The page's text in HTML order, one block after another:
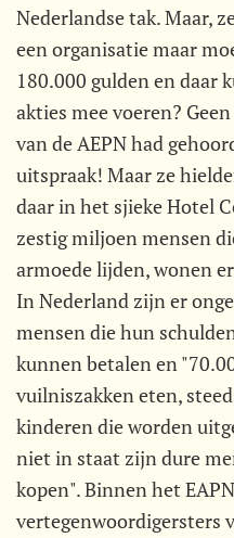
Nederlandse tak. Maar,
een organisatie maar
180.000 gulden en daar
akties mee voeren?
van de AEPN had
uitspraak! Maar ze
daar in het sjieke Hotel
zestig miljoen mensen
armoede lijden, wonen
In Nederland zijn er
mensen die hun
kunnen betalen en
vuilniszakken eten,
kinderen die worden
niet in staat zijn dure
kopen". Binnen het
vertegenwoordigersters